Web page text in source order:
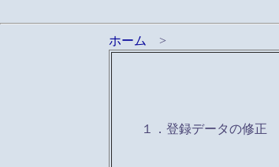
ホーム >
１．登録データの修正